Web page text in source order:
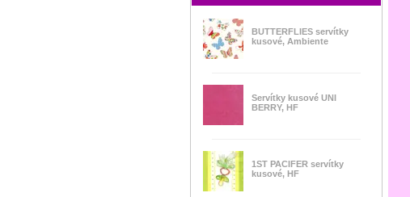
BUTTERFLIES servítky
kusové, Ambiente
Servítky kusové UNI
BERRY, HF
1ST PACIFER servítky
kusové, HF